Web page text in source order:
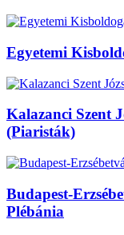
Egyetemi
Kalazanci Szent
(Piaristák)
Budapest-
Plébánia